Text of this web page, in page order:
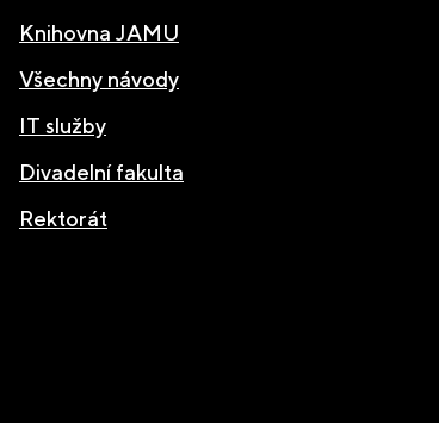
Knihovna JAMU
Všechny návody
IT služby
Divadelní fakulta
Rektorát